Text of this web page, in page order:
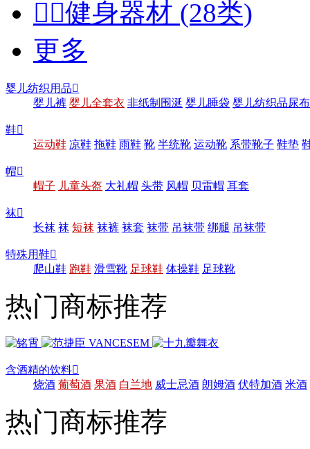
健身器材 (28类)
更多
婴儿纺织用品
婴儿裤 婴儿全套衣 非纸制围涎 婴儿睡袋 婴儿纺织品尿布
鞋
运动鞋 凉鞋 拖鞋 雨鞋 靴 半统靴 运动靴 系带靴子 鞋垫
帽
帽子 儿童头盔 大礼帽 头带 风帽 贝雷帽 耳套
袜
长袜 袜 短袜 袜裤 袜套 袜带 吊袜带 绑腿 吊袜带
特殊用鞋
爬山鞋 跑鞋 滑雪靴 足球鞋 体操鞋 足球靴
热门商标推荐
含酒精的饮料
烧酒 葡萄酒 果酒 白兰地 威士忌酒 朗姆酒 伏特加酒 米酒
热门商标推荐